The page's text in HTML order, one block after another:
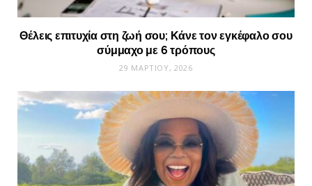
Θέλεις επιτυχία στη ζωή σου; Κάνε τον εγκέφαλο σου
σύμμαχο με 6 τρόπους
29 ΜΑΡΤΊΟΥ, 2026